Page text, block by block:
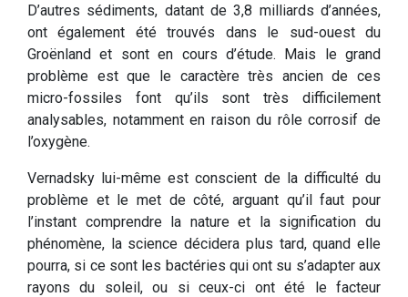
D’autres sédiments, datant de 3,8 milliards d’années,
ont également été trouvés dans le sud-ouest du
Groënland et sont en cours d’étude. Mais le grand
problème est que le caractère très ancien de ces
micro-fossiles font qu’ils sont très difficilement
analysables, notamment en raison du rôle corrosif de
l’oxygène.
Vernadsky lui-même est conscient de la difficulté du
problème et le met de côté, arguant qu’il faut pour
l’instant comprendre la nature et la signification du
phénomène, la science décidera plus tard, quand elle
pourra, si ce sont les bactéries qui ont su s’adapter aux
rayons du soleil, ou si ceux-ci ont été le facteur